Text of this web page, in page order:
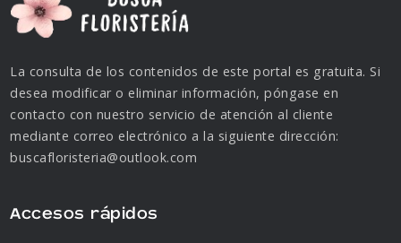
La consulta de los contenidos de este portal es gratuita. Si
desea modificar o eliminar información, póngase en
contacto con nuestro servicio de atención al cliente
mediante correo electrónico a la siguiente dirección:
buscafloristeria@outlook.com
Accesos rápidos